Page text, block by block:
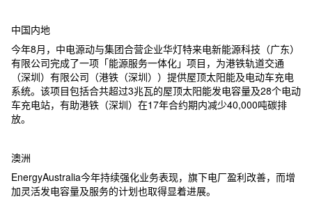
中国内地
今年8月，中电源动与集团合营企业华灯特来电新能源科技（广东）
有限公司完成了一项「能源服务一体化」项目，为港铁轨道交通
（深圳）有限公司（港铁（深圳））提供屋顶太阳能及电动车充电
系统。该项目包括合共超过3兆瓦的屋顶太阳能发电容量及28个电动
车充电站，有助港铁（深圳）在17年合约期内减少40,000吨碳排
放。
澳洲
EnergyAustralia今年持续强化业务表现，旗下电厂盈利改善，而增
加灵活发电容量及服务的计划也取得显着进展。